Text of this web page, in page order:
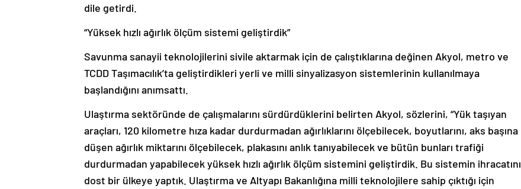
dile getirdi.
“Yüksek hızlı ağırlık ölçüm sistemi geliştirdik”
Savunma sanayii teknolojilerini sivile aktarmak için de çalıştıklarına değinen Akyol, metro ve
TCDD Taşımacılık’ta geliştirdikleri yerli ve milli sinyalizasyon sistemlerinin kullanılmaya
başlandığını anımsattı.
Ulaştırma sektöründe de çalışmalarını sürdürdüklerini belirten Akyol, sözlerini, “Yük taşıyan
araçları, 120 kilometre hıza kadar durdurmadan ağırlıklarını ölçebilecek, boyutlarını, aks başına
düşen ağırlık miktarını ölçebilecek, plakasını anlık tanıyabilecek ve bütün bunları trafiği
durdurmadan yapabilecek yüksek hızlı ağırlık ölçüm sistemini geliştirdik. Bu sistemin ihracatını
dost bir ülkeye yaptık. Ulaştırma ve Altyapı Bakanlığına milli teknolojilere sahip çıktığı için